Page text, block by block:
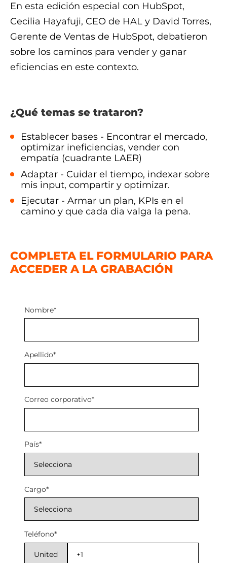
En esta edición especial con HubSpot,
Cecilia Hayafuji, CEO de HAL y David Torres,
Gerente de Ventas de HubSpot, debatieron
sobre los caminos para vender y ganar
eficiencias en este contexto.
¿Qué temas se trataron?
Establecer bases - Encontrar el mercado,
optimizar ineficiencias, vender con
empatía (cuadrante LAER)
Adaptar - Cuidar el tiempo, indexar sobre
mis input, compartir y optimizar.
Ejecutar - Armar un plan, KPIs en el
camino y que cada dia valga la pena.
COMPLETA EL FORMULARIO PARA
ACCEDER A LA GRABACIÓN
Nombre*
Apellido*
Correo corporativo*
País*
Cargo*
Teléfono*